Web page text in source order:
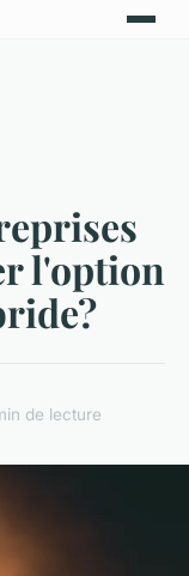
l'option
de lecture